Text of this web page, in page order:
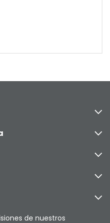
de nuestros